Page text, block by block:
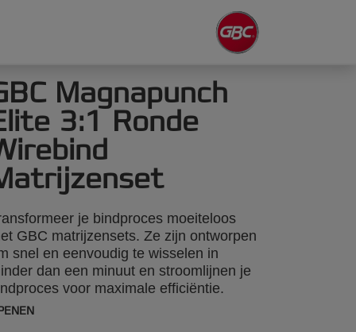
Magnapunch
3:1 Ronde
je bindproces moeiteloos
GBC matrijzensets. Ze zijn ontworpen
snel en eenvoudig te wisselen in
dan een minuut en stroomlijnen je
voor maximale efficiëntie.
3:1 ronde wirebind matrijzenset is te